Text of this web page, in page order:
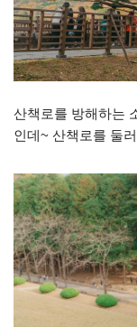
산책로를 방해하는
인데~ 산책로를 둘